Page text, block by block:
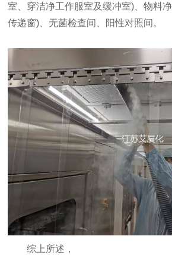
室、穿洁净工作服室及缓冲室)、物料
传递窗)、无菌检查间、阳性对照间。
综上所述，